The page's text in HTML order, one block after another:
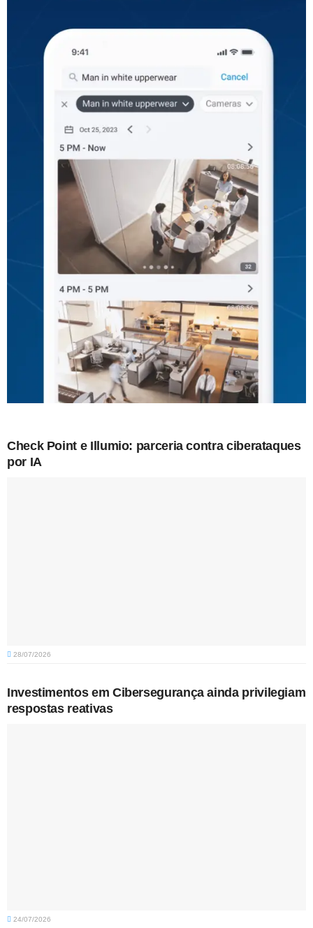
Check Point e Illumio: parceria contra ciberataques
por IA
28/07/2026
Investimentos em Cibersegurança ainda privilegiam
respostas reativas
24/07/2026